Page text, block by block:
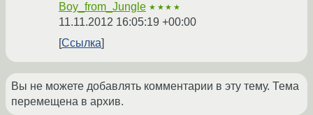
Boy_from_Jungle ★★★★
11.11.2012 16:05:19 +00:00
Ссылка
Вы не можете добавлять комментарии в эту тему. Тема
перемещена в архив.